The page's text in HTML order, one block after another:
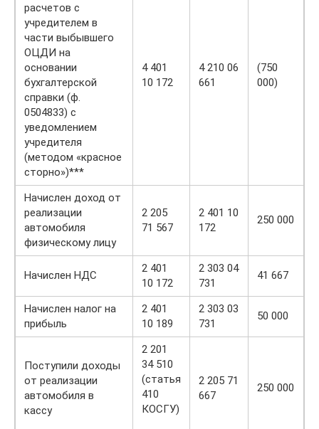
расчетов с
учредителем в
части выбывшего
ОЦДИ на
основании
бухгалтерской
справки (ф.
0504833) с
уведомлением
учредителя
(методом «красное
сторно»)***
4 401
10 172
4 210 06
661
(750
000)
Начислен доход от
реализации
автомобиля
физическому лицу
2 205
71 567
2 401 10
172
250 000
Начислен НДС
2 401
10 172
2 303 04
731
41 667
Начислен налог на
прибыль
2 401
10 189
2 303 03
731
50 000
Поступили доходы
от реализации
автомобиля в
кассу
2 201
34 510
(статья
410
КОСГУ)
2 205 71
667
250 000